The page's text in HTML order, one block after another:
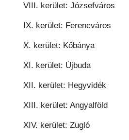
VIII. kerület: Józsefváros
IX. kerület: Ferencváros
X. kerület: Kőbánya
XI. kerület: Újbuda
XII. kerület: Hegyvidék
XIII. kerület: Angyalföld
XIV. kerület: Zugló